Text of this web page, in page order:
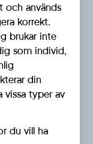
hantering av
och används
korrekt.
brukar inte
som individ,
din
vissa typer av
du vill ha